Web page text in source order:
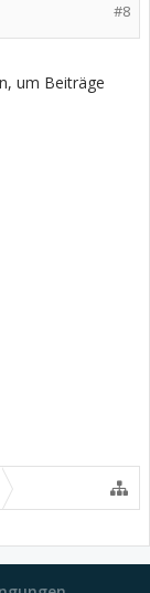
#8
um Beiträge